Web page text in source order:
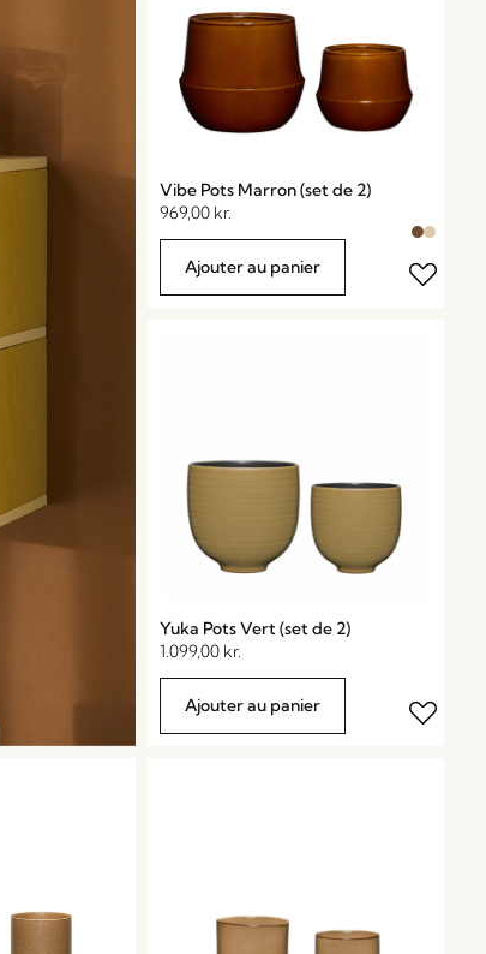
Vibe Pots Marron (set de 2)
969,00 kr.
Ajouter au panier
Yuka Pots Vert (set de 2)
1.099,00 kr.
Ajouter au panier